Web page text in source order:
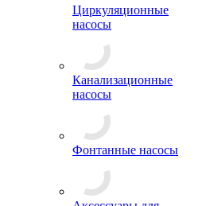
Циркуляционные
насосы
Канализационные
насосы
Фонтанные насосы